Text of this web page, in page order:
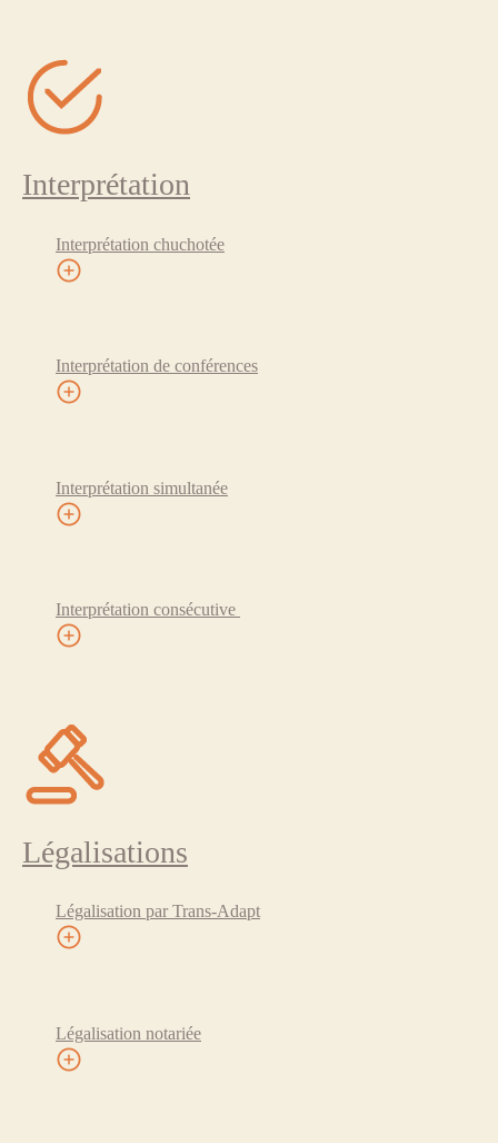
Interprétation
Interprétation chuchotée
Interprétation de conférences
Interprétation simultanée
Interprétation consécutive
Légalisations
Légalisation par Trans-Adapt
Légalisation notariée